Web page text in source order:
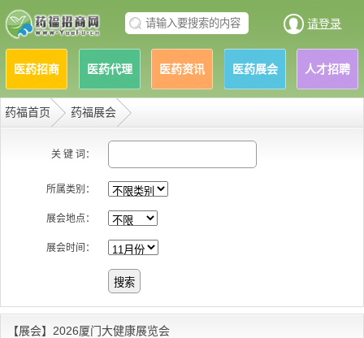
请登录
医药招商 医药代理 医药资讯 医药展会 人才招聘
药福首页 药福展会
关 键 词：
所属类别：
展会地点：
展会时间：
【展会】 2026厦门大健康展览会